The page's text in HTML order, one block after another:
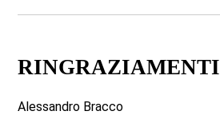
RINGRAZIAMENTI
Alessandro Bracco